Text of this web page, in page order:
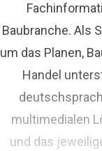
Baubranche. Als
um das Planen,
Handel
multimedialen
und das